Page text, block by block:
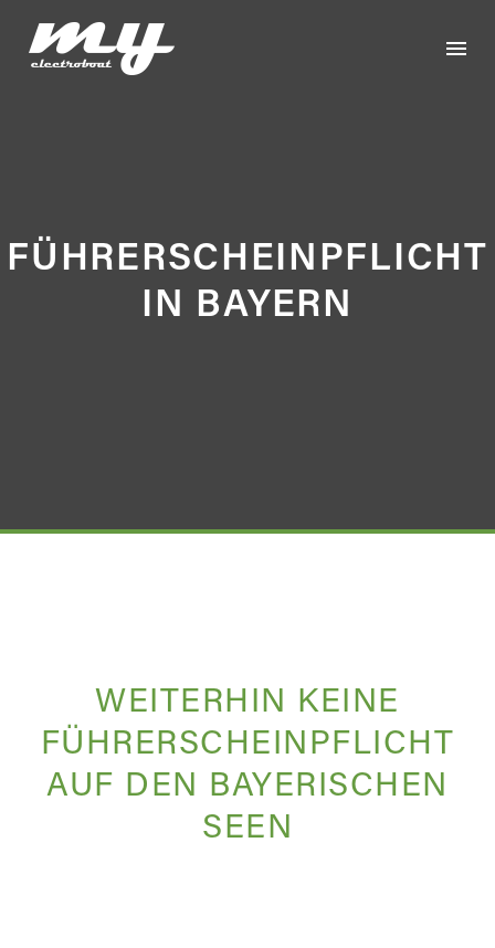
FÜHRERSCHEINPFLICHT
IN BAYERN
WEITERHIN KEINE
FÜHRERSCHEINPFLICHT
AUF DEN BAYERISCHEN
SEEN